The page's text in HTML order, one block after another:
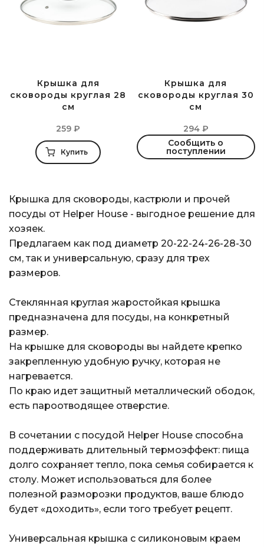
Крышка для
сковороды круглая 28
см
259₽
Купить
Крышка для
сковороды круглая 30
см
294 ₽
Сообщить о
поступлении
Крышка для сковороды, кастрюли и прочей
посуды от Helper House - выгодное решение для
хозяек.
Предлагаем как под диаметр 20-22-24-26-28-30
см, так и универсальную, сразу для трех
размеров.
Стеклянная круглая жаростойкая крышка
предназначена для посуды, на конкретный
размер.
На крышке для сковороды вы найдете крепко
закрепленную удобную ручку, которая не
нагревается.
По краю идет защитный металлический ободок,
есть пароотводящее отверстие.
В сочетании с посудой Helper House способна
поддерживать длительный термоэффект: пища
долго сохраняет тепло, пока семья собирается к
столу. Может использоваться для более
полезной разморозки продуктов, ваше блюдо
будет «доходить», если того требует рецепт.
Универсальная крышка с силиконовым краем